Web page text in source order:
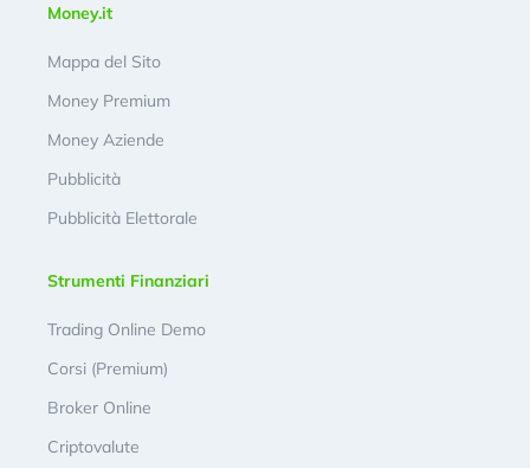
Money.it
Mappa del Sito
Money Premium
Money Aziende
Pubblicità
Pubblicità Elettorale
Strumenti Finanziari
Trading Online Demo
Corsi (Premium)
Broker Online
Criptovalute